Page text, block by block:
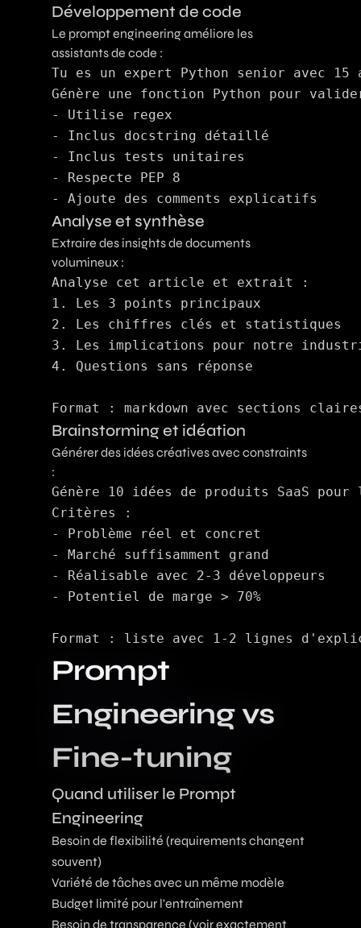
Développement de code
Le prompt engineering améliore les
assistants de code :
Tu es un expert Python senior avec 15
Génère une fonction Python pour
- Utilise regex
- Inclus docstring détaillé
- Inclus tests unitaires
- Respecte PEP 8
Analyse et synthèse
Extraire des insights de documents
volumineux :
Analyse cet article et extrait :
1. Les 3 points principaux
2. Les chiffres clés et statistiques
3. Les implications pour notre
4. Questions sans réponse
Brainstorming et idéation
Générer des idées créatives avec constraints
:
Génère 10 idées de produits SaaS
Critères :
- Problème réel et concret
- Marché suffisamment grand
- Réalisable avec 2-3 développeurs
- Potentiel de marge > 70%
Prompt
Engineering vs
Fine-tuning
Quand utiliser le Prompt
Engineering
Besoin de flexibilité (requirements changent
souvent)
Variété de tâches avec un même modèle
Budget limité pour l'entraînement
Besoin de transparence (voir exactement